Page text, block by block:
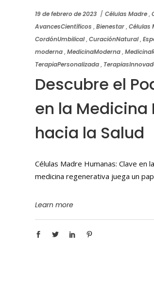
19 de febrero de 2023 Células Madre,
AvancesCientíficos ,Bienestar,Células
CordónUmbilical,CuraciónNatural,
moderna,MedicinaModerna,
TerapiaPersonalizada,
Descubre el
en la Medicina
hacia la Salud
Células Madre Humanas: Clave en
medicina regenerativa juega un
Learn more